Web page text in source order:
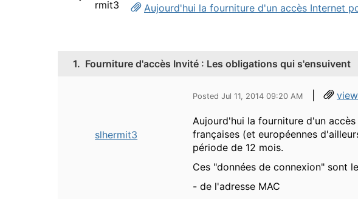
Aujourd'hui la fourniture d'un accès Internet
1. Fourniture d'accès Invité : Les obligations qui s'ensuivent
slhermit3
Posted Jul 11, 2014 09:20 AM |
Aujourd'hui la fourniture d'un
françaises (et européennes
période de 12 mois.
Ces "données de connexion" sont
- de l'adresse MAC